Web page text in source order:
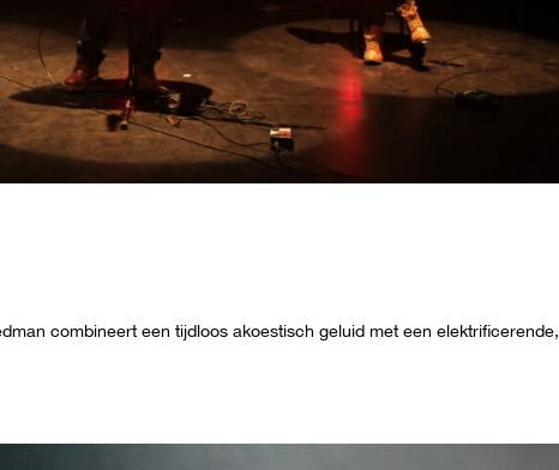
combineert een tijdloos akoestisch geluid met een elektrificerende,